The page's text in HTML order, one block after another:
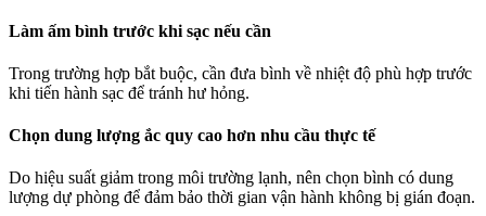
Làm ấm bình trước khi sạc nếu cần
Trong trường hợp bắt buộc, cần đưa bình về nhiệt độ phù hợp trước
khi tiến hành sạc để tránh hư hỏng.
Chọn dung lượng ắc quy cao hơn nhu cầu thực tế
Do hiệu suất giảm trong môi trường lạnh, nên chọn bình có dung
lượng dự phòng để đảm bảo thời gian vận hành không bị gián đoạn.